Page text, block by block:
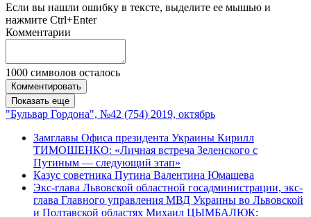
Если вы нашли ошибку в тексте, выделите ее мышью и
нажмите Ctrl+Enter
Комментарии
1000 символов осталось
Комментировать
Показать еще
"Бульвар Гордона", №42 (754) 2019, октябрь
Замглавы Офиса президента Украины Кирилл
ТИМОШЕНКО: «Личная встреча Зеленского с
Путиным — следующий этап»
Казус советника Путина Валентина Юмашева
Экс-глава Львовской областной гоcадминистрации, экс-
глава Главного управления МВД Украины во Львовской
и Полтавской областях Михаил ЦЫМБАЛЮК: